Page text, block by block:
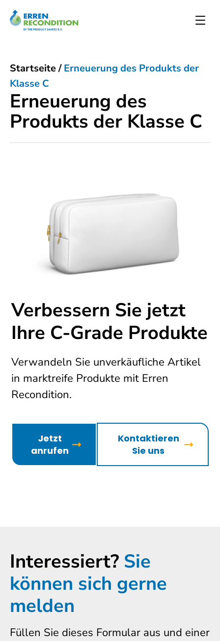
Erneuerung des
Produkts der Klasse C
Startseite/Erneuerung des Produkts der
Klasse C
Verbessern Sie jetzt
Ihre C-Grade Produkte
Verwandeln Sie unverkäufliche Artikel
in marktreife Produkte mit Erren
Recondition.
Jetzt
anrufen
Kontaktieren
Sie uns
Interessiert? Sie
können sich gerne
melden
Füllen Sie dieses Formular aus und einer